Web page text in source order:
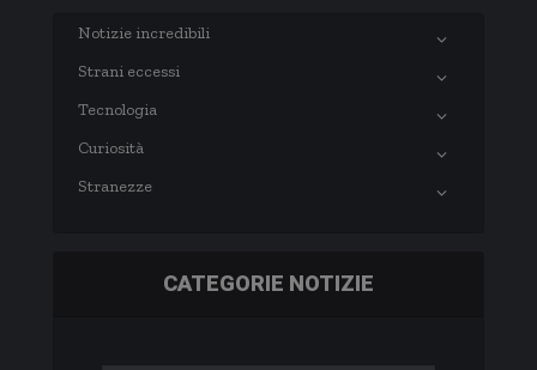
Notizie incredibili
Strani eccessi
Tecnologia
Curiosità
Stranezze
CATEGORIE NOTIZIE